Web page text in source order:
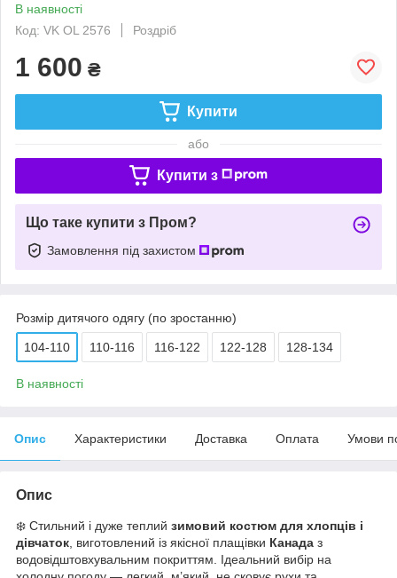
В наявності
Код: VK OL 2576
Роздріб
1 600 ₴
Купити
або
Купити з
Що таке купити з Пром?
Замовлення під захистом
Розмір дитячого одягу (по зростанню)
104-110 110-116 116-122 122-128 128-134
В наявності
Опис Характеристики Доставка Оплата Умови
Опис
❄️ Стильний і дуже теплий зимовий костюм для хлопців і
дівчаток , виготовлений із якісної плащівки Канада з
водовідштовхувальним покриттям. Ідеальний вибір на